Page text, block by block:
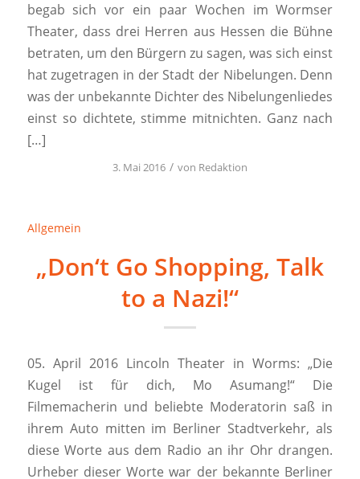
begab sich vor ein paar Wochen im Wormser
Theater, dass drei Herren aus Hessen die Bühne
betraten, um den Bürgern zu sagen, was sich einst
hat zugetragen in der Stadt der Nibelungen. Denn
was der unbekannte Dichter des Nibelungenliedes
einst so dichtete, stimme mitnichten. Ganz nach
[…]
3. Mai 2016 / von Redaktion
Allgemein
„Don‘t Go Shopping, Talk
to a Nazi!“
05. April 2016 Lincoln Theater in Worms: „Die
Kugel ist für dich, Mo Asumang!“ Die
Filmemacherin und beliebte Moderatorin saß in
ihrem Auto mitten im Berliner Stadtverkehr, als
diese Worte aus dem Radio an ihr Ohr drangen.
Urheber dieser Worte war der bekannte Berliner